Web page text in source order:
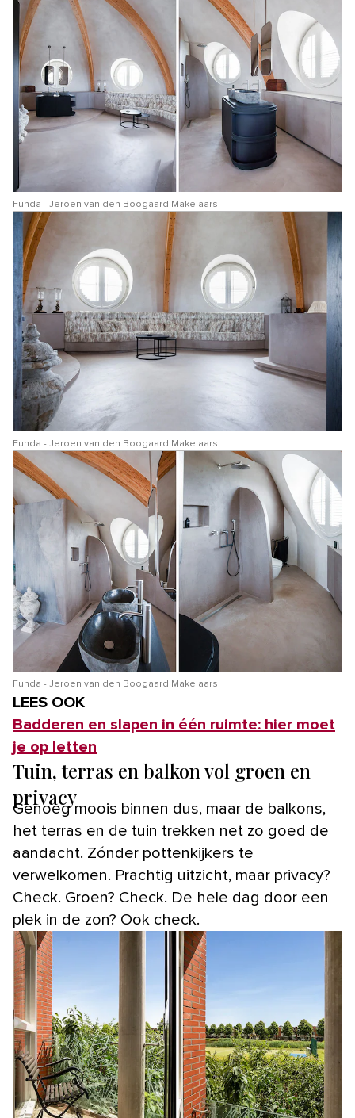
Funda - Jeroen van den Boogaard Makelaars
Funda - Jeroen van den Boogaard Makelaars
Funda - Jeroen van den Boogaard Makelaars
LEES OOK
Badderen en slapen in één ruimte: hier moet
je op letten
Tuin, terras en balkon vol groen en
privacy
Genoeg moois binnen dus, maar de balkons,
het terras en de tuin trekken net zo goed de
aandacht. Zónder pottenkijkers te
verwelkomen. Prachtig uitzicht, maar privacy?
Check. Groen? Check. De hele dag door een
plek in de zon? Ook check.